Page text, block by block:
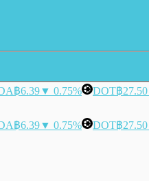
฿6.39▼ 0.75% DOT฿27.50
฿6.39▼ 0.75% DOT฿27.50